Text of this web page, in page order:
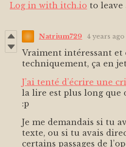
Log in with itch.io to leave
Natrium729 4 years ago
Vraiment intéressant et
techniquement, ça en
J’ai tenté d’écrire une
la lire est plus long que
:p
Je me demandais si tu
texte, ou si tu avais
certains passages de